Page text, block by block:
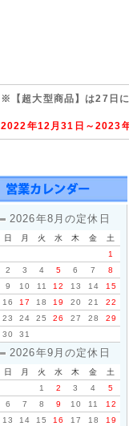
※【超大型商品】は27日
2022年12月31日～2023
2026年8月の定休日
日 月 火 水 木 金
土
1
2
3 4 5 6 7
8
9
10 11 12 13 14
15
16
17 18 19 20 21
22
23
24 25 26 27 28
29
30
31
2026年9月の定休日
日 月 火 水 木 金
土
1
2 3 4
5
6
7 8 9 10 11
12
13
14 15 16 17 18
19